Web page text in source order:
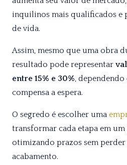
inquilinos mais qualificados
de vida.
Assim, mesmo que uma obra
resultado pode representar
entre 15% e 30%,
compensa a espera.
O segredo é escolher uma
transformar cada etapa em
otimizando prazos sem
acabamento.